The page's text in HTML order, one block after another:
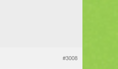
#3008